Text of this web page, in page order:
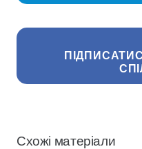
Схожі матеріали